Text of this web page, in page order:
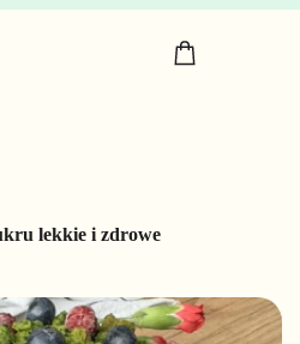
lekkie i zdrowe